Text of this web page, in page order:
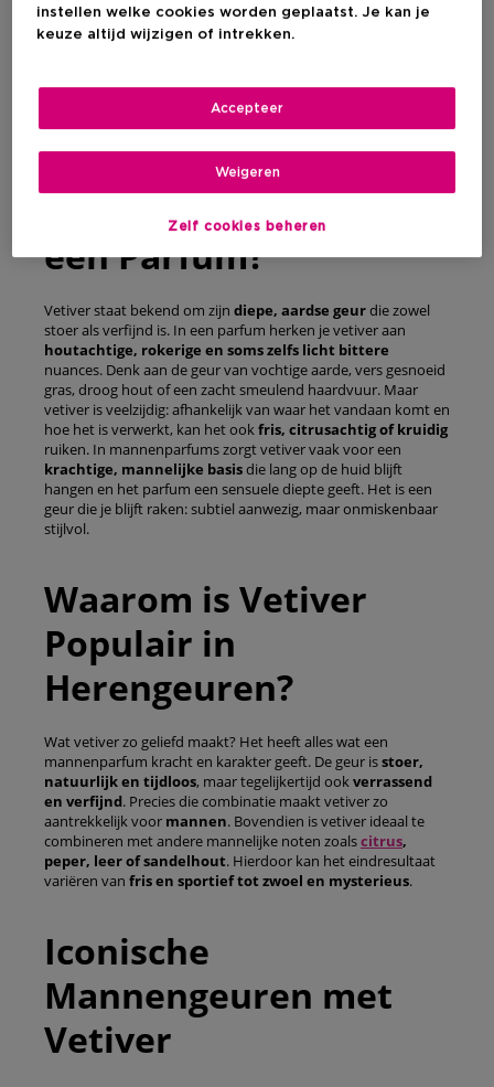
Vetiveris eentropische grassoort die groeit in vochtige
omgevingen zoals moerassen en rivieroevers. Het bovenste
, maar tegenwoordig wordt de
voor commerciële doeleinden in
Hoe Ruikt Vetiver in
een Parfum?
Vetiver staat bekend om zijn diepe, aardse geurdie zowel
stoer als verfijnd is. In een parfum herken je vetiver aan
houtachtige, rokerige en soms zelfs licht bittere
nuances. Denk aan de geur van vochtige aarde, vers gesnoeid
gras, droog hout of een zacht smeulend haardvuur. Maar
vetiver is veelzijdig: afhankelijk van waar het vandaan komt en
hoe het is verwerkt, kan het ookfris, citrusachtig of kruidig
ruiken. In mannenparfums zorgt vetiver vaak voor een
krachtige, mannelijke basisdie lang op de huid blijft
hangen en het parfum een sensuele diepte geeft. Het is een
geur die je blijft raken: subtiel aanwezig, maar onmiskenbaar
stijlvol.
Waarom is Vetiver
Populair in
Herengeuren?
Wat vetiver zo geliefd maakt? Het heeft alles wat een
mannenparfum kracht en karakter geeft. De geur isstoer,
natuurlijk en tijdloos, maar tegelijkertijd ookverrassend
en verfijnd. Precies die combinatie maakt vetiver zo
aantrekkelijk voor mannen. Bovendien is vetiver ideaal te
combineren met andere mannelijke noten zoalscitrus,
peper, leer of sandelhout. Hierdoor kan het eindresultaat
variëren van fris en sportieftot zwoel en mysterieus.
Iconische
Mannengeuren met
Vetiver
instellen welke cookies worden geplaatst. Je kan je
keuze altijd wijzigen of intrekken.
Zelf cookies beheren
Weigeren
Accepteer